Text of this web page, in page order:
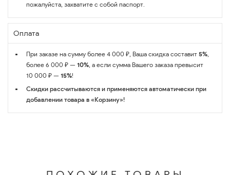
пожалуйста, захватите с собой паспорт.
Оплата
При заказе на сумму более 4 000 ₽, Ваша скидка составит 5%,
более 6 000 ₽ — 10%, а если сумма Вашего заказа превысит
10 000 ₽ — 15%!
Скидки рассчитываются и применяются автоматически при
добавлении товара в «Корзину»!